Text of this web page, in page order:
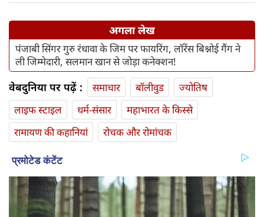
अगला लेख
पंजाबी सिंगर गुरु रंधावा के जिम पर फायरिंग, लॉरेंस बिश्नोई गैंग ने
ली जिम्मेदारी, सलमान खान से जोड़ा कनेक्शन!
वेबदुनिया पर पढ़ें : समाचार बॉलीवुड
ज्योतिष
लाइफ स्‍टाइल
धर्म-संसार
महाभारत के किस्से
रामायण की कहानियां
रोचक और रोमांचक